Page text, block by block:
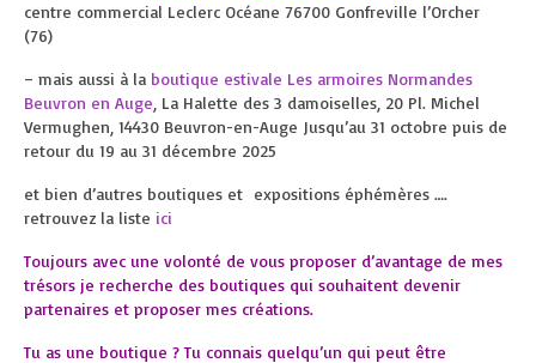
centre commercial Leclerc Océane 76700 Gonfreville l’Orcher
(76)
– mais aussi à la boutique estivale Les armoires Normandes
Beuvron en Auge , La Halette des 3 damoiselles, 20 Pl. Michel
Vermughen, 14430 Beuvron-en-Auge Jusqu’au 31 octobre puis de
retour du 19 au 31 décembre 2025
et bien d’autres boutiques et expositions éphémères ….
retrouvez la liste ici
Toujours avec une volonté de vous proposer d’avantage de mes
trésors je recherche des boutiques qui souhaitent devenir
partenaires et proposer mes créations.
Tu as une boutique ? Tu connais quelqu’un qui peut être